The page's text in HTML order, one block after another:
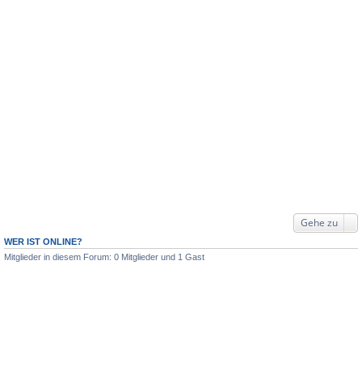
Gehe zu
WER IST ONLINE?
Mitglieder in diesem Forum: 0 Mitglieder und 1 Gast